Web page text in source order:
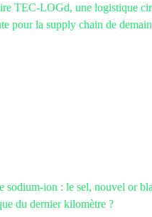
TEC-LOGd, une logistique
pour la supply chain de demain
sodium-ion : le sel, nouvel or
du dernier kilomètre ?